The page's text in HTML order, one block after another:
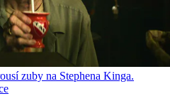
zuby na Stephena Kinga.